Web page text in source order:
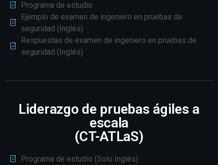
Programa de estudio
Ejemplo de examen de ingeniero en pruebas de
seguridad (Inglés)
Respuestas de examen de ingeniero en pruebas de
seguridad (Inglés)
Liderazgo de pruebas ágiles a
escala
(CT-ATLaS)
Programa de estudio (Solo Inglés)